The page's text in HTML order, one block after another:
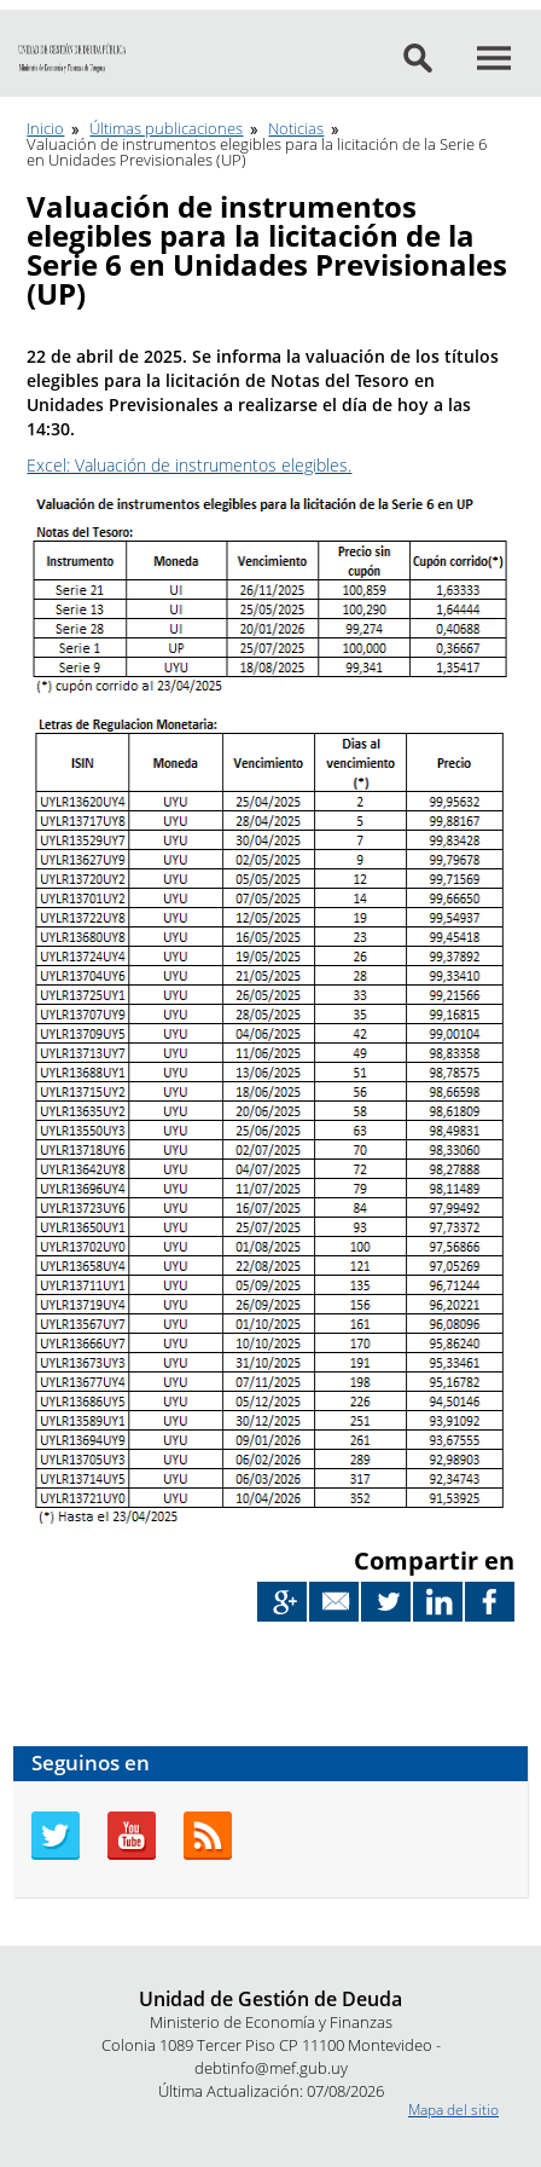
Ir al contenido
Inicio Últimas publicaciones Noticias
Valuación de instrumentos elegibles para la licitación de la Serie 6
en Unidades Previsionales (UP)
Valuación de instrumentos
elegibles para la licitación de la
Serie 6 en Unidades Previsionales
(UP)
22 de abril de 2025. Se informa la valuación de los títulos
elegibles para la licitación de Notas del Tesoro en
Unidades Previsionales a realizarse el día de hoy a las
14:30.
Excel: Valuación de instrumentos elegibles.
Compartir en
Seguinos en
Unidad de Gestión de Deuda
Ministerio de Economía y Finanzas
Colonia 1089 Tercer Piso CP 11100 Montevideo -
debtinfo@mef.gub.uy
Última Actualización: 07/08/2026
Mapa del sitio